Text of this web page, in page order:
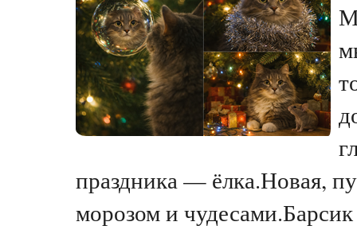
праздника — ёлка.Новая,
морозом и